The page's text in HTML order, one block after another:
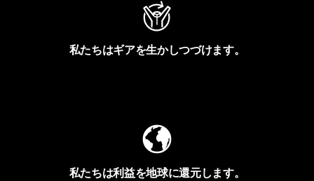
私たちはギアを生かしつづけます。
私たちは利益を地球に還元します。